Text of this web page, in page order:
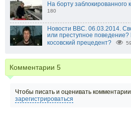
На борту
180
Новости BBC. 06.03.2014.
или преступное
косовский прецедент?
59
Комментарии 5
Чтобы писать и оценивать
зарегистрироваться